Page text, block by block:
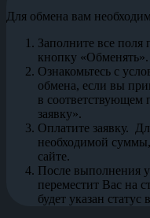
Для обмена вам
Заполните все
кнопку «Обменять».
Ознакомьтесь с
обмена, если вы
в соответствующем
заявку».
Оплатите заявку.
необходимой
сайте.
После выполнения
переместит Вас на
будет указан статус